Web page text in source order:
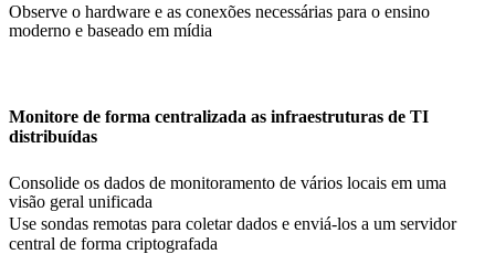
Observe o hardware e as conexões necessárias para o ensino
moderno e baseado em mídia
Monitore de forma centralizada as infraestruturas de TI
distribuídas
Consolide os dados de monitoramento de vários locais em uma
visão geral unificada
Use sondas remotas para coletar dados e enviá-los a um servidor
central de forma criptografada